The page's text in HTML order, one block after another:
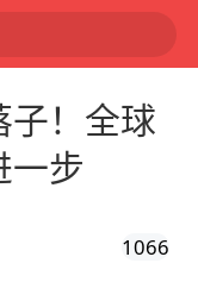
子！全球
一步
1066